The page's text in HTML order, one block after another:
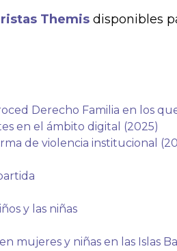
Themis disponibles
Derecho Familia en los
en el ámbito digital (2025)
de violencia institucional
y las niñas
mujeres y niñas en las Islas